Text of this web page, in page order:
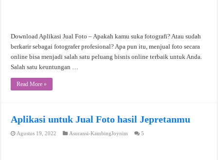
Download Aplikasi Jual Foto – Apakah kamu suka fotografi? Atau sudah
berkarir sebagai fotografer profesional? Apa pun itu, menjual foto secara
online bisa menjadi salah satu peluang bisnis online terbaik untuk Anda.
Salah satu keuntungan …
Read More »
Aplikasi untuk Jual Foto hasil Jepretanmu
Agustus 19, 2022 Asuransi-KambingJoynim 5